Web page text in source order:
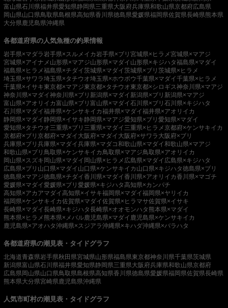
富山県石川県福井県愛知県静岡県三重県大阪府兵庫県和歌山県京都府広島県
岡山県山口県鳥取県島根県高知県香川県徳島県愛媛県福岡県佐賀県長崎県熊本県
大分県 鹿児島県沖縄県
各都道府県の人気魚種の釣果情報
岩手県×マダラ 岩手県×スルメイカ 岩手県×ブリ 宮城県×ヒラメ宮城県×マアジ
宮城県×アイナメ 山形県×マアジ山形県×マダイ 山形県×キジハタ福島県×マダイ
福島県×ヒラメ福島県×チダイ茨城県×マダイ茨城県×ブリ 茨城県×ヒラメ
埼玉県×サワラ埼玉県×タチウオ埼玉県×ホウボウ千葉県×マダイ千葉県×ヒラメ
千葉県×イサキ東京都×マアジ東京都×タチウオ東京都×シロギス神奈川県×マアジ
神奈川県×マダイ神奈川県×ブリ 新潟県×マダイ 新潟県×ブリ 新潟県×マアジ
富山県×アオリイカ富山県×ブリ 富山県×マダイ石川県×ブリ 石川県×キジハタ
石川県×マダイ福井県×ケンサキイカ福井県×マダイ福井県×アオリイカ
静岡県×マダイ静岡県×イサキ静岡県×マアジ愛知県×ブリ 愛知県×マダイ
愛知県×タチウオ三重県×ブリ 三重県×マダイ 三重県×ヒラメ京都府×ケンサキイカ
京都府×ブリ 京都府×マダイ 大阪府×マダイ 大阪府×サワラ 大阪府×ブリ
兵庫県×ブリ 兵庫県×マダイ兵庫県×マダコ和歌山県×マダイ和歌山県×マアジ
和歌山県×ブリ 鳥取県×ケンサキイカ 鳥取県×マアジ鳥取県×アオリイカ
岡山県×スズキ岡山県×マダイ 岡山県×ヒラメ 広島県×マダイ 広島県×キジハタ
広島県×ブリ 山口県×マダイ 山口県×ケンサキイカ 山口県×キジハタ徳島県×ブリ
徳島県×マアジ徳島県×チダイ香川県×マダイ香川県×アオリイカ香川県×マゴチ
愛媛県×マダイ愛媛県×ブリ 愛媛県×キジハタ高知県×カンパチ
高知県×アカアマダイ高知県×イサキ福岡県×マダイ福岡県×ヤリイカ
福岡県×ケンサキイカ佐賀県×マダイ佐賀県×ヒラマサ佐賀県×イサキ
長崎県×マダイ長崎県×キジハタ長崎県×オオモンハタ 熊本県×マダイ
熊本県×ヒラメ 熊本県×メバル鹿児島県×マダイ 鹿児島県×ケンサキイカ
鹿児島県×アオハタ沖縄県×スジアラ沖縄県×キハダ沖縄県×バラハタ
各都道府県の潮見表・タイドグラフ
北海道青森県岩手県秋田県宮城県山形県福島県東京都神奈川県千葉県茨城県
新潟県富山県石川県福井県愛知県静岡県三重県大阪府兵庫県和歌山県京都府
広島県岡山県山口県鳥取県島根県高知県香川県徳島県愛媛県福岡県佐賀県長崎県
熊本県大分県宮崎県 鹿児島県沖縄県
人気市町村の潮見表・タイドグラフ